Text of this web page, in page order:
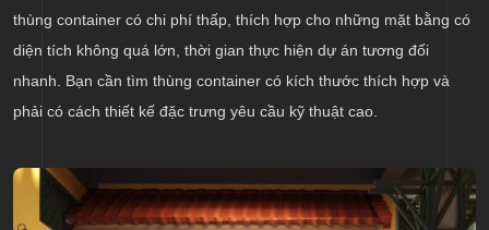
thùng container có chi phí thấp, thích hợp cho những mặt bằng có
diện tích không quá lớn, thời gian thực hiện dự án tương đối
nhanh. Bạn cần tìm thùng container có kích thước thích hợp và
phải có cách thiết kế đặc trưng yêu cầu kỹ thuật cao.